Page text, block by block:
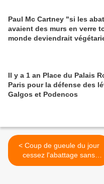
Paul Mc Cartney "si les
avaient des murs en verre
monde deviendrait
Il y a 1 an Place du Palais
Paris pour la défense des
Galgos et Podencos
< Coup de gueule du jour
cessez l'abattage sans
etourdissement